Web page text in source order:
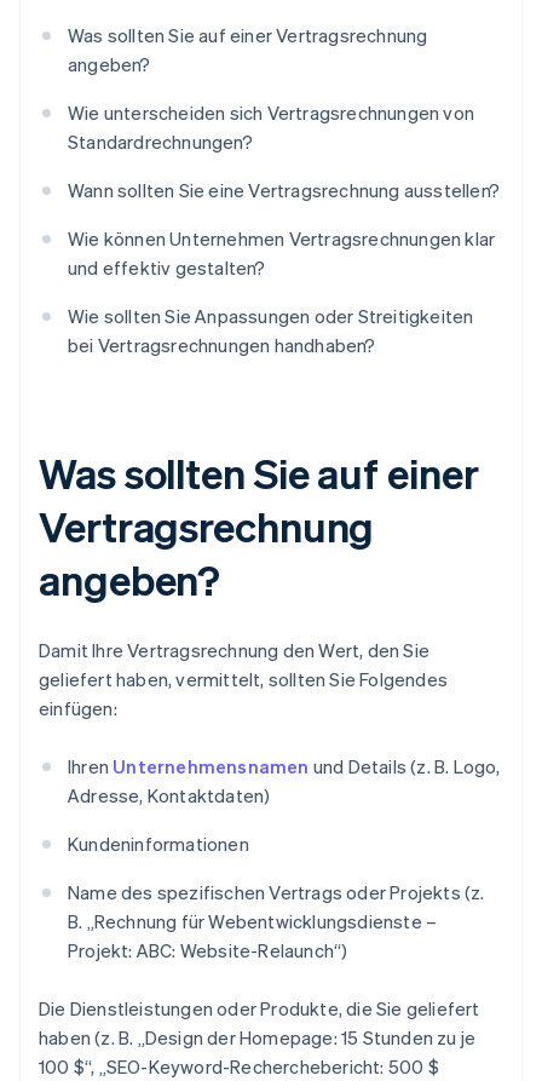
Was sollten Sie auf einer Vertragsrechnung
angeben?
Wie unterscheiden sich Vertragsrechnungen von
Standardrechnungen?
Wann sollten Sie eine Vertragsrechnung ausstellen?
Wie können Unternehmen Vertragsrechnungen klar
und effektiv gestalten?
Wie sollten Sie Anpassungen oder Streitigkeiten
bei Vertragsrechnungen handhaben?
Was sollten Sie auf einer
Vertragsrechnung
angeben?
Damit Ihre Vertragsrechnung den Wert, den Sie
geliefert haben, vermittelt, sollten Sie Folgendes
einfügen:
Ihren Unternehmensnamen und Details (z. B. Logo,
Adresse, Kontaktdaten)
Kundeninformationen
Name des spezifischen Vertrags oder Projekts (z.
B. „Rechnung für Webentwicklungsdienste –
Projekt: ABC: Website-Relaunch“)
Die Dienstleistungen oder Produkte, die Sie geliefert
haben (z. B. „Design der Homepage: 15 Stunden zu je
100 $“, „SEO-Keyword-Recherchebericht: 500 $